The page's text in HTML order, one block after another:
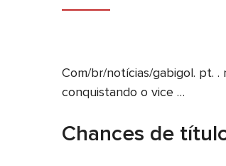
Com/br/notícias/gabigol. pt.
conquistando o vice …
Chances de